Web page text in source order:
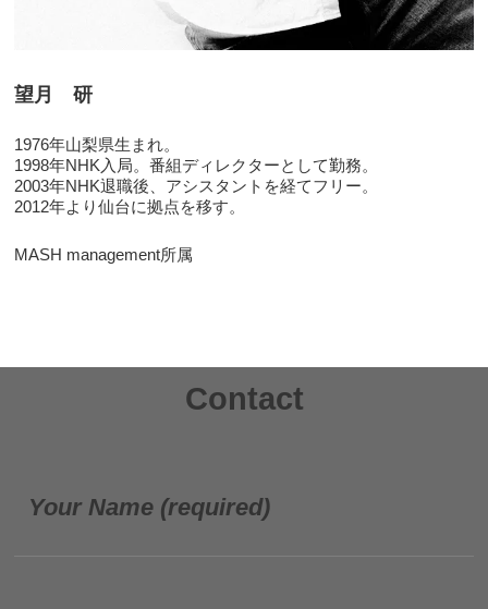
望月 研
1976年山梨県生まれ。
1998年NHK入局。番組ディレクターとして勤務。
2003年NHK退職後、アシスタントを経てフリー。
2012年より仙台に拠点を移す。
MASH management所属
Contact
Your Name (required)